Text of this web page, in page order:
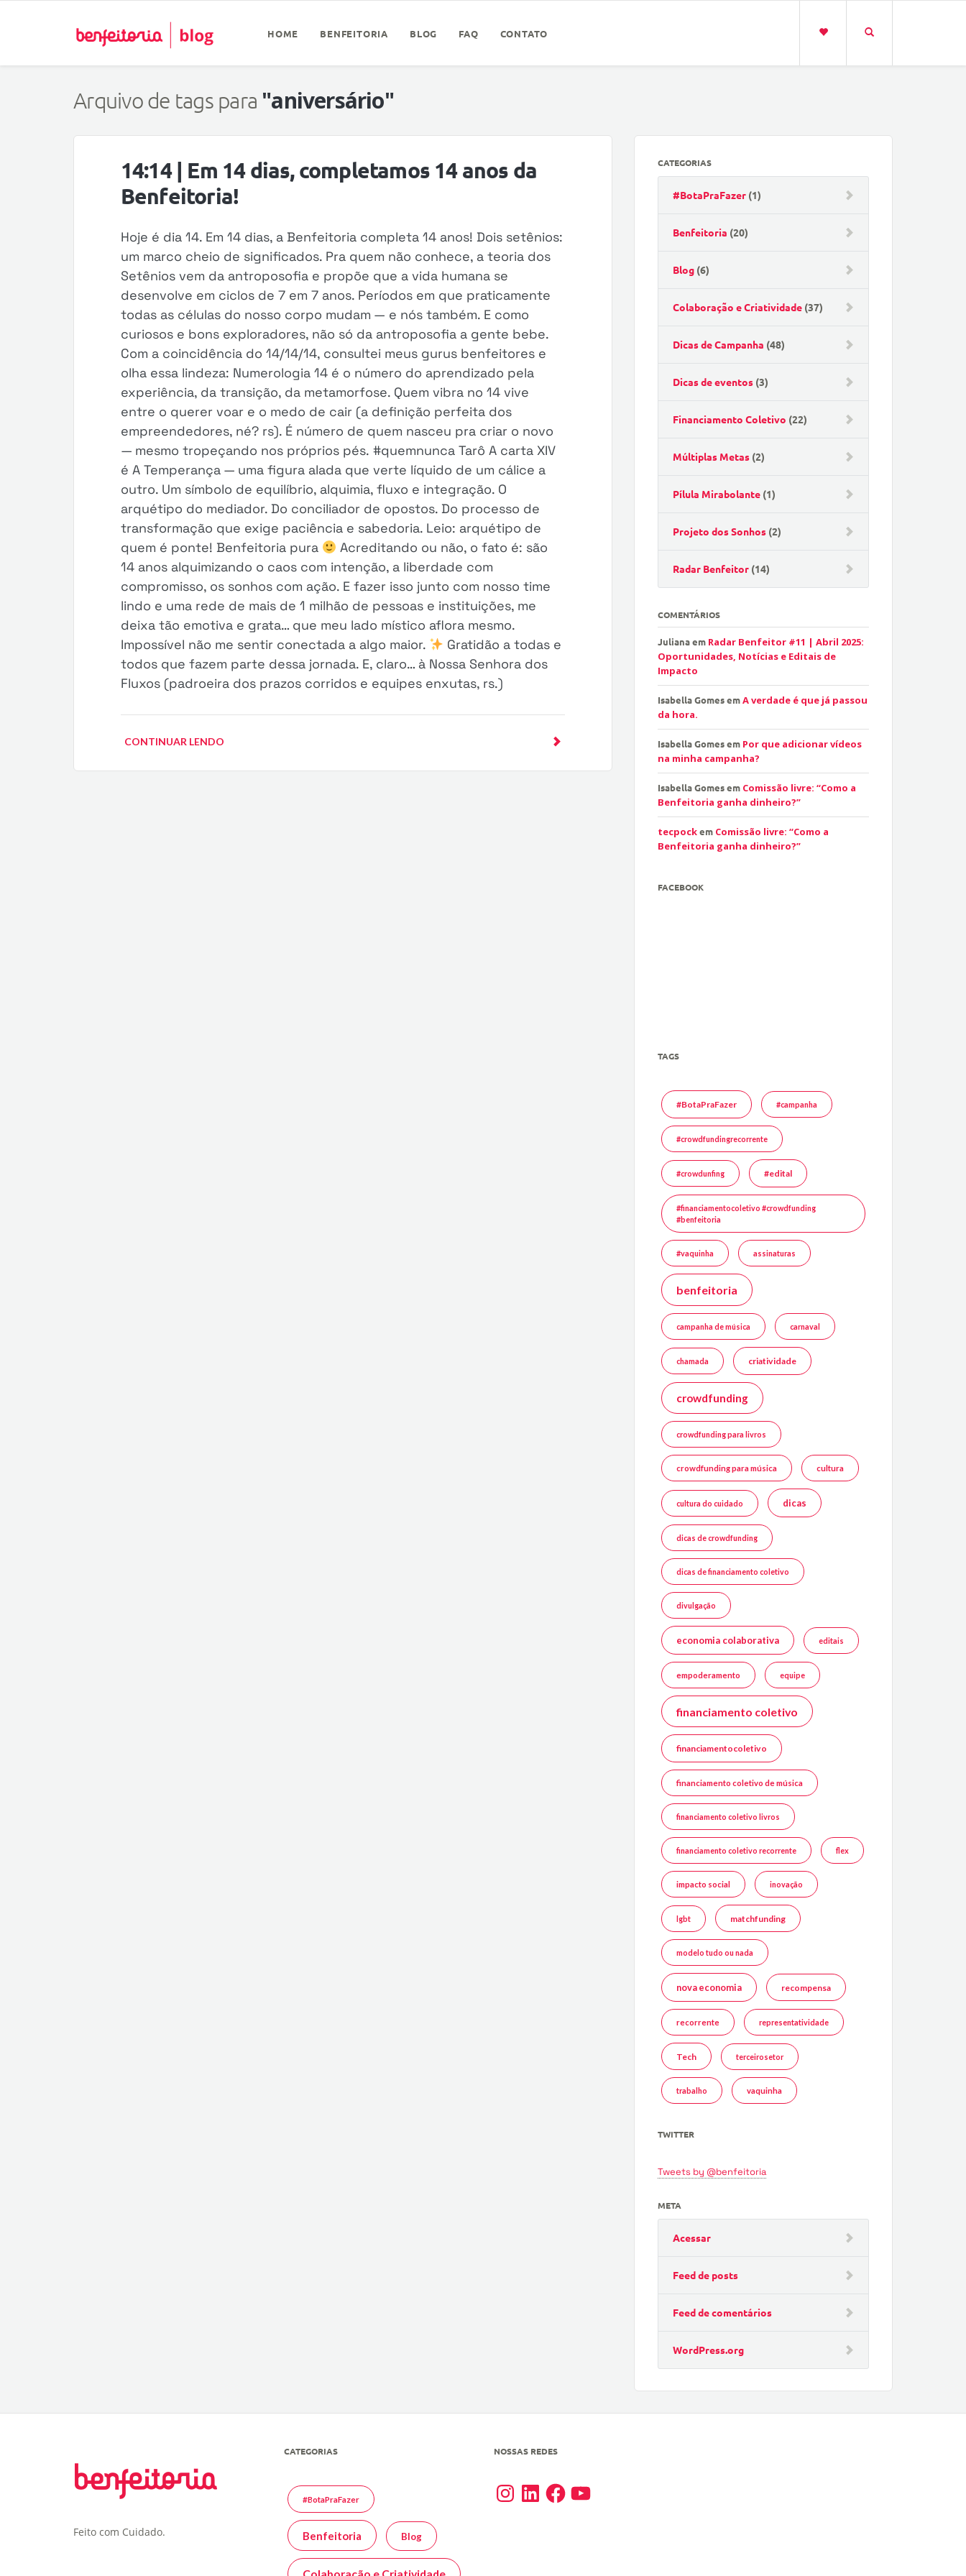
HOME BENFEITORIA BLOG FAQ CONTATO
Arquivo de tags para "aniversário"
14:14 | Em 14 dias, completamos 14 anos da
Benfeitoria!
Hoje é dia 14. Em 14 dias, a Benfeitoria completa 14 anos! Dois setênios:
um marco cheio de significados. Pra quem não conhece, a teoria dos
Setênios vem da antroposofia e propõe que a vida humana se
desenvolve em ciclos de 7 em 7 anos. Períodos em que praticamente
todas as células do nosso corpo mudam — e nós também. E como
curiosos e bons exploradores, não só da antroposofia a gente bebe.
Com a coincidência do 14/14/14, consultei meus gurus benfeitores e
olha essa lindeza: Numerologia 14 é o número do aprendizado pela
experiência, da transição, da metamorfose. Quem vibra no 14 vive
entre o querer voar e o medo de cair (a definição perfeita dos
empreendedores, né? rs). É número de quem nasceu pra criar o novo
— mesmo tropeçando nos próprios pés. #quemnunca Tarô A carta XIV
é A Temperança — uma figura alada que verte líquido de um cálice a
outro. Um símbolo de equilíbrio, alquimia, fluxo e integração. O
arquétipo do mediador. Do conciliador de opostos. Do processo de
transformação que exige paciência e sabedoria. Leio: arquétipo de
quem é ponte! Benfeitoria pura
Acreditando ou não, o fato é: são
14 anos alquimizando o caos com intenção, a liberdade com
compromisso, os sonhos com ação. E fazer isso junto com nosso time
lindo e uma rede de mais de 1 milhão de pessoas e instituições, me
deixa tão emotiva e grata… que meu lado místico aflora mesmo.
Impossível não me sentir conectada a algo maior.
Gratidão a todas e
todos que fazem parte dessa jornada. E, claro… à Nossa Senhora dos
Fluxos (padroeira dos prazos corridos e equipes enxutas, rs.)
CONTINUAR LENDO
CATEGORIAS
#BotaPraFazer (1)
Benfeitoria (20)
Blog (6)
Colaboração e Criatividade (37)
Dicas de Campanha (48)
Dicas de eventos (3)
Financiamento Coletivo (22)
Múltiplas Metas (2)
Pílula Mirabolante (1)
Projeto dos Sonhos (2)
Radar Benfeitor (14)
COMENTÁRIOS
Julianaem Radar Benfeitor #11 | Abril 2025:
Oportunidades, Notícias e Editais de
Impacto
Isabella GomesemA verdade é que já passou
da hora.
Isabella Gomesem Por que adicionar vídeos
na minha campanha?
Isabella Gomesem Comissão livre: “Como a
Benfeitoria ganha dinheiro?”
tecpockem Comissão livre: “Como a
Benfeitoria ganha dinheiro?”
FACEBOOK
TAGS
#BotaPraFazer #campanha
#crowdfundingrecorrente
#crowdunfing #edital
#financiamentocoletivo #crowdfunding
#benfeitoria
#vaquinha assinaturas
benfeitoria
campanha de música carnaval
chamada criatividade
crowdfunding
crowdfunding para livros
crowdfunding para música cultura
cultura do cuidado dicas
dicas de crowdfunding
dicas de financiamento coletivo
divulgação
economia colaborativa editais
empoderamento equipe
financiamento coletivo
financiamentocoletivo
financiamento coletivo de música
financiamento coletivo livros
financiamento coletivo recorrente flex
impacto social inovação
lgbt matchfunding
modelo tudo ou nada
nova economia recompensa
recorrente representatividade
Tech terceirosetor
trabalho vaquinha
TWITTER
Tweets by @benfeitoria
META
Acessar
Feed de posts
Feed de comentários
WordPress.org
Feito com Cuidado.
CATEGORIAS
#BotaPraFazer
Benfeitoria Blog
NOSSAS REDES
InstagramLinkedInFacebookYouTube